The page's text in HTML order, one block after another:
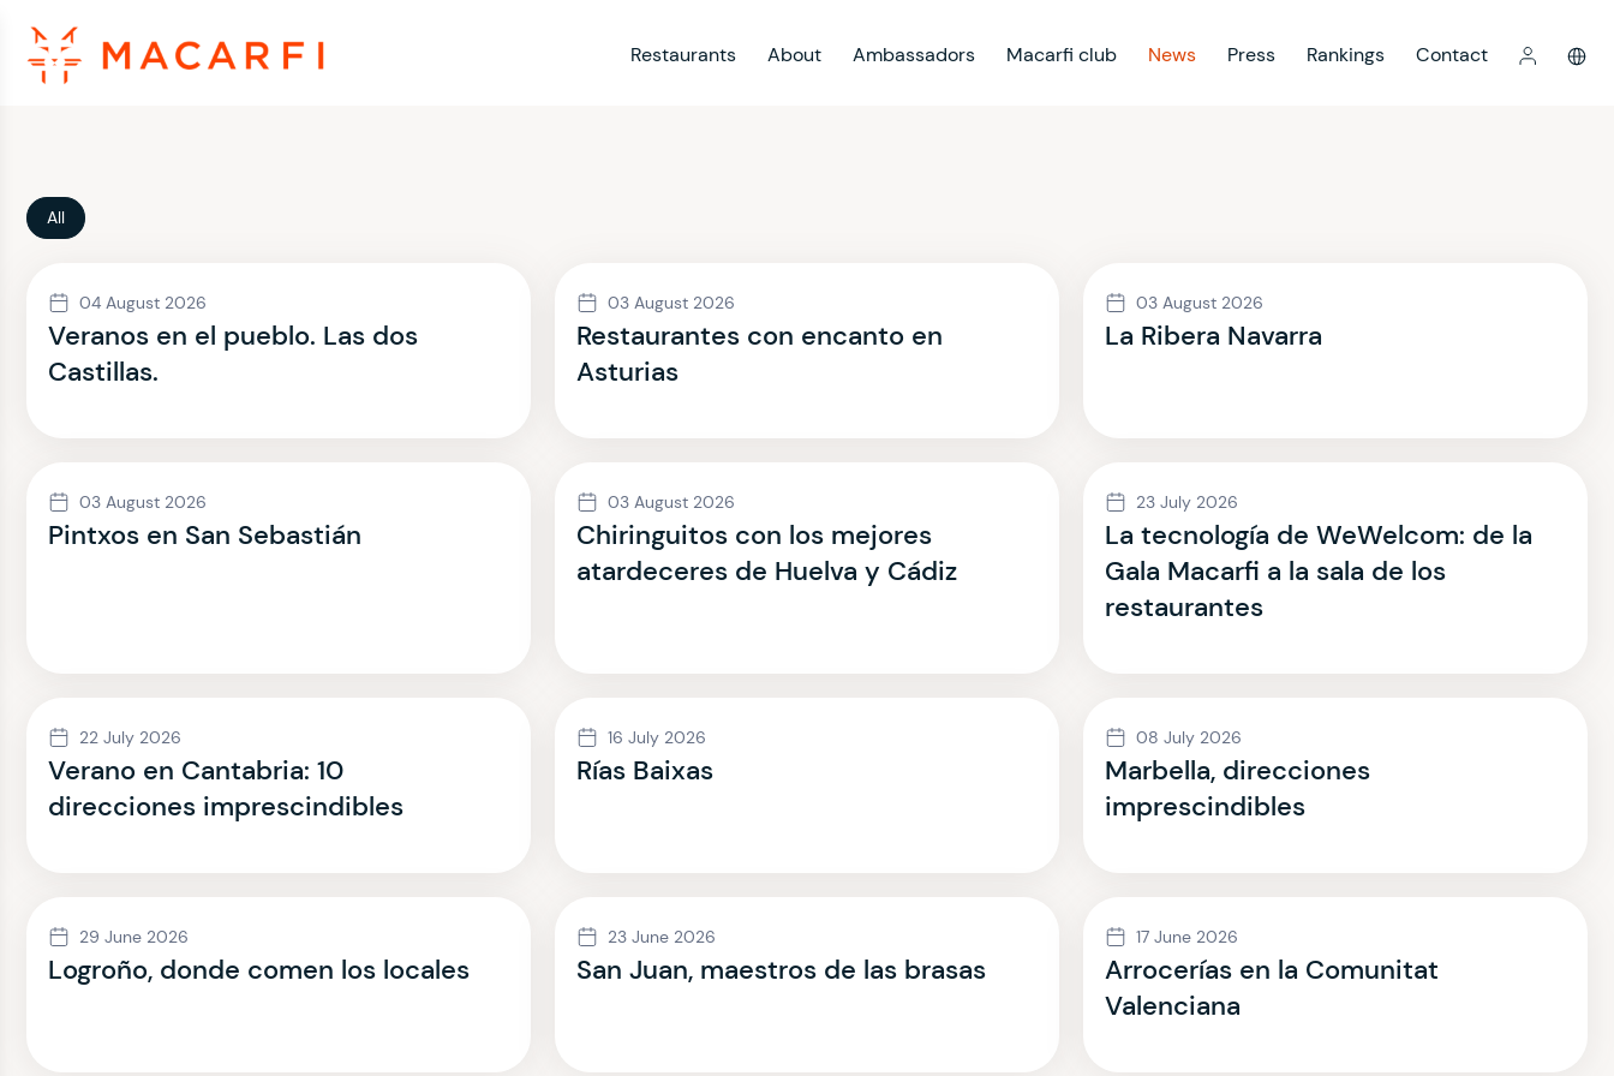
Restaurants About Ambassadors Macarfi club News Press Rankings Contact
All
04 August 2026
Veranos en el pueblo. Las dos
Castillas.
03 August 2026
Restaurantes con encanto en
Asturias
03 August 2026
La Ribera Navarra
03 August 2026
Pintxos en San Sebastián
03 August 2026
Chiringuitos con los mejores
atardeceres de Huelva y Cádiz
23 July 2026
La tecnología de WeWelcom: de la
Gala Macarfi a la sala de los
restaurantes
22 July 2026
Verano en Cantabria: 10
direcciones imprescindibles
16 July 2026
Rías Baixas
08 July 2026
Marbella, direcciones
imprescindibles
29 June 2026
Logroño, donde comen los locales
23 June 2026
San Juan, maestros de las brasas
17 June 2026
Arrocerías en la Comunitat
Valenciana